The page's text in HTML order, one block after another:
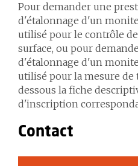
Pour demander une
d'étalonnage d'un
utilisé pour le contrôle
surface, ou pour
d'étalonnage d'un
utilisé pour la mesure de
dessous la fiche
d'inscription
Contact